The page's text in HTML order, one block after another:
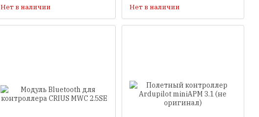
Нет в наличии Нет в наличии